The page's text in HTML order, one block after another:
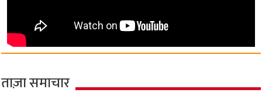
ताज़ा समाचार